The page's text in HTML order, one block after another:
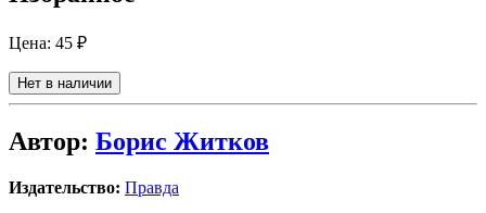
Цена: 45 ₽
Нет в наличии
Автор: Борис Житков
Издательство: Правда